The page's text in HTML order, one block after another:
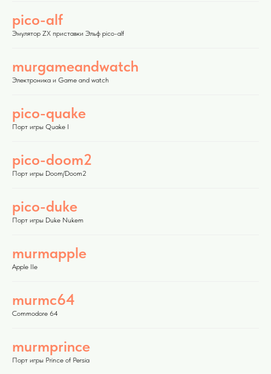
pico-alf
Эмулятор ZX приставки Эльф pico-alf
murgameandwatch
Электроника и Game and watch
pico-quake
Порт игры Quake I
pico-doom2
Порт игры Doom/Doom2
pico-duke
Порт игры Duke Nukem
murmapple
Apple IIe
murmc64
Commodore 64
murmprince
Порт игры Prince of Persia